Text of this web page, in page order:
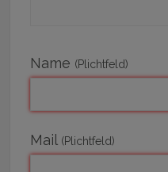
Name (Plichtfeld)
Mail (Plichtfeld)